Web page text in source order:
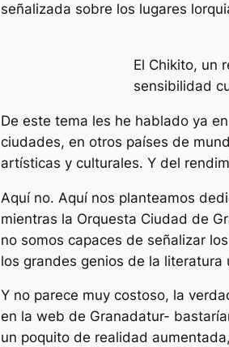
señalizada sobre los lugares
El Chikito, un
sensibilidad
De este tema les he hablado ya
ciudades, en otros países de
artísticas y culturales. Y del
Aquí no. Aquí nos planteamos
mientras la Orquesta Ciudad de
no somos capaces de señalizar
los grandes genios de la literatura
Y no parece muy costoso, la
en la web de Granadatur-
un poquito de realidad